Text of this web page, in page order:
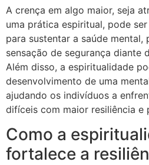
A crença em algo maior, seja
uma prática espiritual, pode
para sustentar a saúde mental,
sensação de segurança diante
Além disso, a espiritualidade
desenvolvimento de uma
ajudando os indivíduos a
difíceis com maior resiliência e
Como a
fortalece a